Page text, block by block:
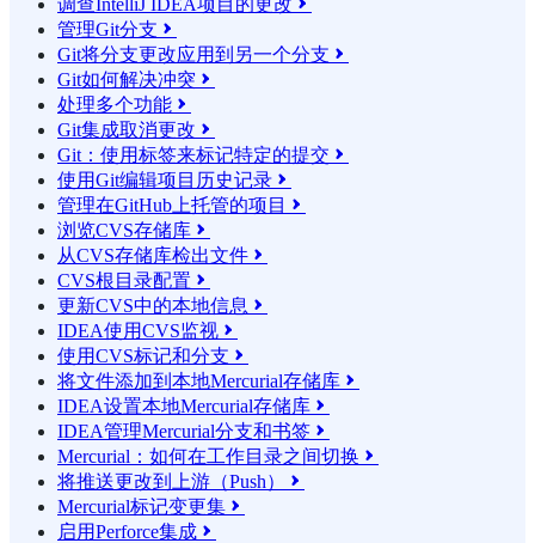
调查IntelliJ IDEA项目的更改
管理Git分支 
Git将分支更改应用到另一个分支 
Git如何解决冲突 
处理多个功能 
Git集成取消更改 
Git：使用标签来标记特定的提交 
使用Git编辑项目历史记录 
管理在GitHub上托管的项目 
浏览CVS存储库 
从CVS存储库检出文件 
CVS根目录配置 
更新CVS中的本地信息 
IDEA使用CVS监视 
使用CVS标记和分支 
将文件添加到本地Mercurial存储库 
IDEA设置本地Mercurial存储库 
IDEA管理Mercurial分支和书签 
Mercurial：如何在工作目录之间切换 
将推送更改到上游（Push） 
Mercurial标记变更集 
启用Perforce集成 